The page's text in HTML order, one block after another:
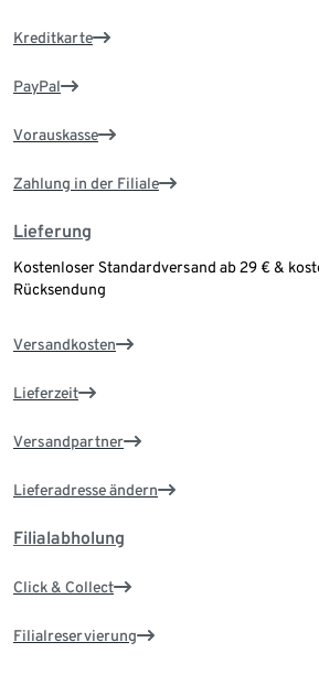
Kreditkarte
PayPal
Vorauskasse
Zahlung in der Filiale
Lieferung
Kostenloser Standardversand ab 29 € &
Rücksendung
Versandkosten
Lieferzeit
Versandpartner
Lieferadresse ändern
Filialabholung
Click & Collect
Filialreservierung